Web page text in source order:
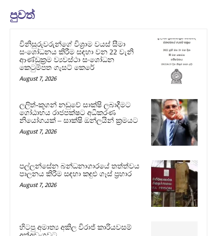
පුවත්
විනිසුරුවරුන්ගේ විශ්‍රාම වයස් සීමා
සංශෝධනය කිරීම සඳහා වන 22 වැනි
ආණ්ඩුක්‍රම ව්‍යවස්ථා සංශෝධන
කෙටුම්පත ගැසට් කෙරේ
August 7, 2026
ලලිත්-කූගන් නඩුවේ සාක්ෂි ලබාදීමට
ගෝඨාභය රාජපක්ෂට අධිකරණ
නියෝගයක් – සාක්ෂි ඔන්ලයින් ක්‍රමයට
August 7, 2026
පල්ලන්සේන බන්ධනාගාරයේ තත්ත්වය
පාලනය කිරීම සඳහා කඳුළු ගෑස් ප්‍රහාර
August 7, 2026
හිටපු අමාත්‍ය අකිල විරාජ් කාරියවසම්